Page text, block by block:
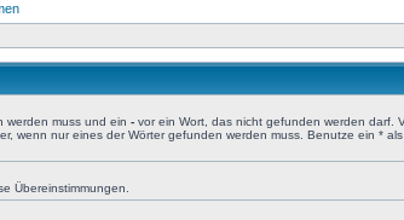
werden muss und ein - vor ein Wort, das nicht gefunden werden darf.
wenn nur eines der Wörter gefunden werden muss. Benutze ein *
Übereinstimmungen.